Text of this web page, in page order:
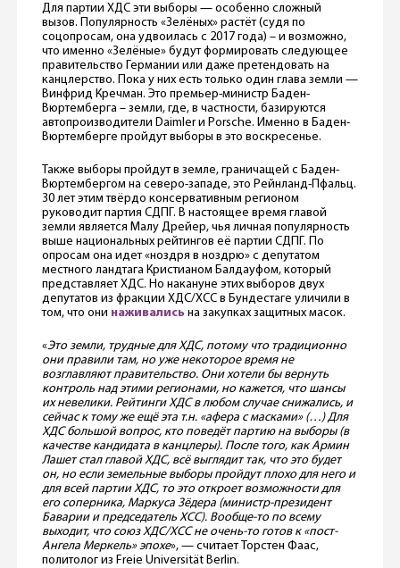
Для партии ХДС эти выборы — особенно сложный
вызов. Популярность «Зелёных» растёт (судя по
соцопросам, она удвоилась с 2017 года) – и возможно,
что именно «Зелёные» будут формировать следующее
правительство Германии или даже претендовать на
канцлерство. Пока у них есть только один глава земли —
Винфрид Кречман. Это премьер-министр Баден-
Вюртемберга – земли, где, в частности, базируются
автопроизводители Daimler и Porsche. Именно в Баден-
Вюртемберге пройдут выборы в это воскресенье.
Также выборы пройдут в земле, граничащей с Баден-
Вюртембергом на северо-западе, это Рейнланд-Пфальц.
30 лет этим твёрдо консервативным регионом
руководит партия СДПГ. В настоящее время главой
земли является Малу Дрейер, чья личная популярность
выше национальных рейтингов её партии СДПГ. По
опросам она идет «ноздря в ноздрю» с депутатом
местного ландтага Кристианом Балдауфом, который
представляет ХДС. Но накануне этих выборов двух
депутатов из фракции ХДС/ХСС в Бундестаге уличили в
том, что они наживалисьна закупках защитных масок.
«Это земли, трудные для ХДС, потому что традиционно
они правили там, но уже некоторое время не
возглавляют правительство. Они хотели бы вернуть
контроль над этими регионами, но кажется, что шансы
их невелики. Рейтинги ХДС в любом случае снижались, и
сейчас к тому же ещё эта т.н. «афера с масками» (…) Для
ХДС большой вопрос, кто поведёт партию на выборы (в
качестве кандидата в канцлеры). После того, как Армин
Лашет стал главой ХДС, всё выглядит так, что это будет
он, но если земельные выборы пройдут плохо для него и
для всей партии ХДС, то это откроет возможности для
его соперника, Маркуса Зёдера (министр-президент
Баварии и председатель ХСС). Вообще-то по всему
выходит, что союз ХДС/ХСС не очень-то готов к «пост-
Ангела Меркель» эпохе», — считает Торстен Фаас,
политолог из Freie Universität Berlin.